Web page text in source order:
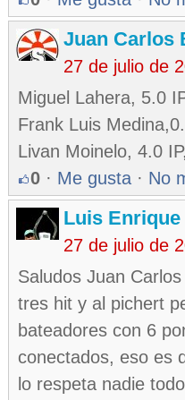
Juan Carlos
27 de julio de
Miguel Lahera, 5.0
Frank Luis
Livan Moinelo, 4.0
0 · Me gusta · No
Luis Enrique
27 de julio de
Saludos Juan
tres hit y al pichert
bateadores con 6
conectados, eso es
lo respeta nadie